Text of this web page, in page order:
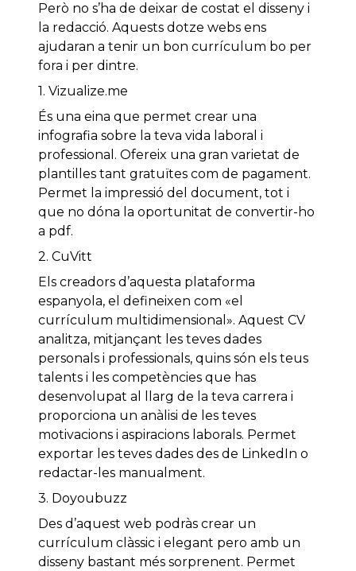
Però no s’ha de deixar de costat el disseny i
la redacció. Aquests dotze webs ens
ajudaran a tenir un bon currículum bo per
fora i per dintre.
1. Vizualize.me
És una eina que permet crear una
infografia sobre la teva vida laboral i
professional. Ofereix una gran varietat de
plantilles tant gratuïtes com de pagament.
Permet la impressió del document, tot i
que no dóna la oportunitat de convertir-ho
a pdf.
2. CuVitt
Els creadors d’aquesta plataforma
espanyola, el defineixen com «el
currículum multidimensional». Aquest CV
analitza, mitjançant les teves dades
personals i professionals, quins són els teus
talents i les competències que has
desenvolupat al llarg de la teva carrera i
proporciona un anàlisi de les teves
motivacions i aspiracions laborals. Permet
exportar les teves dades des de LinkedIn o
redactar-les manualment.
3. Doyoubuzz
Des d’aquest web podràs crear un
currículum clàssic i elegant pero amb un
disseny bastant més sorprenent. Permet